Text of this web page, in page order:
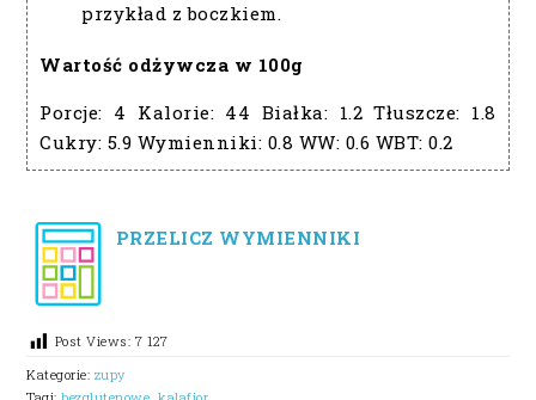
przykład z boczkiem.
Wartość odżywcza w 100g
Porcje: 4 Kalorie: 44 Białka: 1.2 Tłuszcze: 1.8
Cukry: 5.9 Wymienniki: 0.8 WW: 0.6 WBT:0.2
PRZELICZ WYMIENNIKI
Post Views: 7 127
Kategorie: zupy